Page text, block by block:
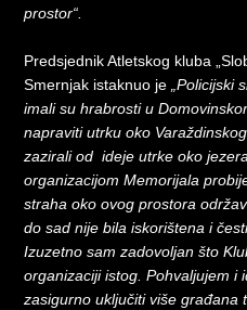
prostor“.
Predsjednik Atletskog kluba
Smernjak istaknuo je„Policijski
imali su hrabrosti u
napraviti utrku oko
zazirali od ideje utrke oko
organizacijom Memorijala
straha oko ovog prostora
do sad nije bila iskorištena i
Izuzetno sam zadovoljan što
organizaciji istog. Pohvaljujem i
zasigurno uključiti više građana